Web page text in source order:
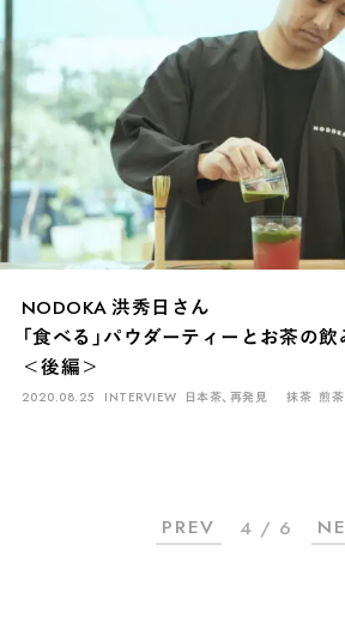
NODOKA 洪秀日さん
「食べる」パウダーティーとお茶の
＜後編＞
2020.08.25 INTERVIEW 日本茶、再発見 抹茶 煎茶
4 / 6
PREV